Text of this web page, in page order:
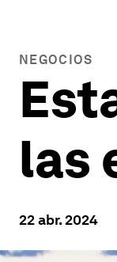
NEGOCIOS
las
22 abr. 2024